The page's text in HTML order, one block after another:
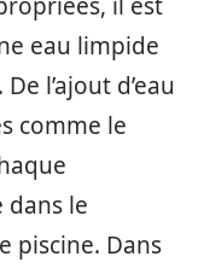
eau limpide
l’ajout d’eau
comme le
le
piscine. Dans